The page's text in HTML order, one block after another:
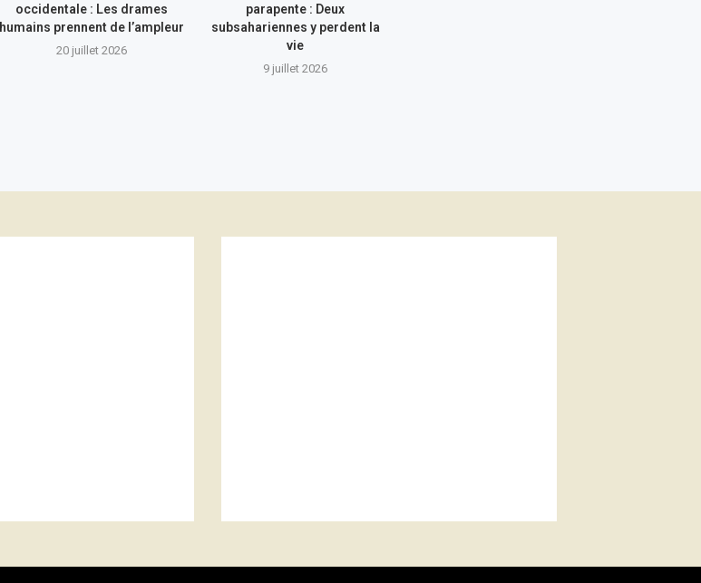
occidentale : Les drames
humains prennent de l’ampleur
20 juillet 2026
parapente : Deux
subsahariennes y perdent la
vie
9 juillet 2026